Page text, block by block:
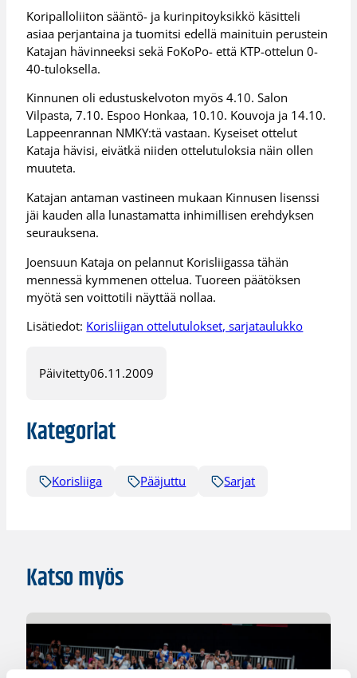
Koripalloliiton sääntö- ja kurinpitoyksikkö käsitteli
asiaa perjantaina ja tuomitsi edellä mainituin perustein
Katajan hävinneeksi sekä FoKoPo- että KTP-ottelun 0-
40-tuloksella.
Kinnunen oli edustuskelvoton myös 4.10. Salon
Vilpasta, 7.10. Espoo Honkaa, 10.10. Kouvoja ja 14.10.
Lappeenrannan NMKY:tä vastaan. Kyseiset ottelut
Kataja hävisi, eivätkä niiden ottelutuloksia näin ollen
muuteta.
Katajan antaman vastineen mukaan Kinnusen lisenssi
jäi kauden alla lunastamatta inhimillisen erehdyksen
seurauksena.
Joensuun Kataja on pelannut Korisliigassa tähän
mennessä kymmenen ottelua. Tuoreen päätöksen
myötä sen voittotili näyttää nollaa.
Lisätiedot: Korisliigan ottelutulokset, sarjataulukko
Päivitetty06.11.2009
Kategoriat
Korisliiga Pääjuttu Sarjat
Katso myös